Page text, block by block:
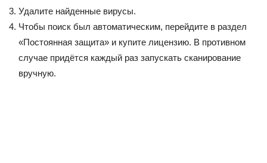
Удалите найденные вирусы.
Чтобы поиск был автоматическим, перейдите в раздел
«Постоянная защита» и купите лицензию. В противном
случае придётся каждый раз запускать сканирование
вручную.